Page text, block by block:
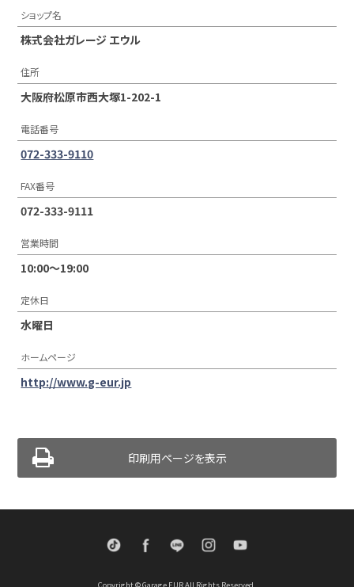
ショップ名
株式会社ガレージ エウル
住所
大阪府松原市西大塚1-202-1
電話番号
072-333-9110
FAX番号
072-333-9111
営業時間
10:00〜19:00
定休日
水曜日
ホームページ
http://www.g-eur.jp
印刷用ページを表示
TikTok FacebookLINE
Copyright © Garage EUR All Rights Reserved.